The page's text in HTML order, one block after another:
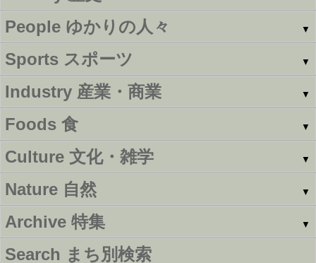
People ゆかりの人々 ▼
Sports スポーツ ▼
Industry 産業・商業 ▼
Foods 食 ▼
Culture 文化・雑学 ▼
Nature 自然 ▼
Archive 特集 ▼
Search まち別検索